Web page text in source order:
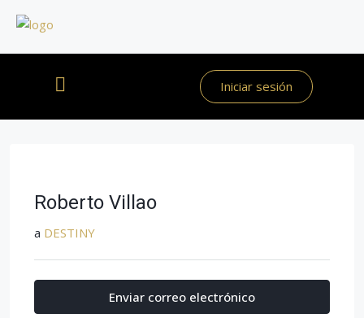
Iniciar sesión
Roberto Villao
a DESTINY
Enviar correo electrónico